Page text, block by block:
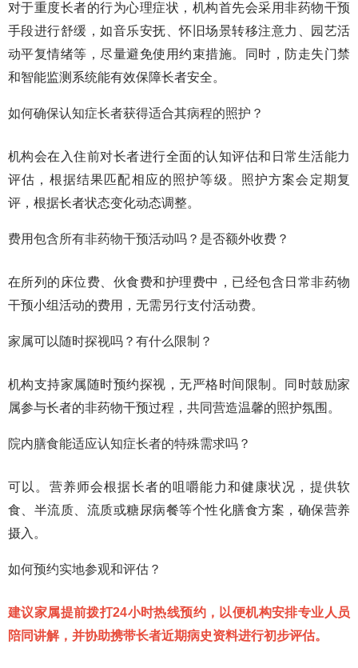
对于重度长者的行为心理症状，机构首先会采用非药物干预
手段进行舒缓，如音乐安抚、怀旧场景转移注意力、园艺活
动平复情绪等，尽量避免使用约束措施。同时，防走失门禁
和智能监测系统能有效保障长者安全。
如何确保认知症长者获得适合其病程的照护？
机构会在入住前对长者进行全面的认知评估和日常生活能力
评估，根据结果匹配相应的照护等级。照护方案会定期复
评，根据长者状态变化动态调整。
费用包含所有非药物干预活动吗？是否额外收费？
在所列的床位费、伙食费和护理费中，已经包含日常非药物
干预小组活动的费用，无需另行支付活动费。
家属可以随时探视吗？有什么限制？
机构支持家属随时预约探视，无严格时间限制。同时鼓励家
属参与长者的非药物干预过程，共同营造温馨的照护氛围。
院内膳食能适应认知症长者的特殊需求吗？
可以。营养师会根据长者的咀嚼能力和健康状况，提供软
食、半流质、流质或糖尿病餐等个性化膳食方案，确保营养
摄入。
如何预约实地参观和评估？
建议家属提前拨打24小时热线预约，以便机构安排专业人员
陪同讲解，并协助携带长者近期病史资料进行初步评估。